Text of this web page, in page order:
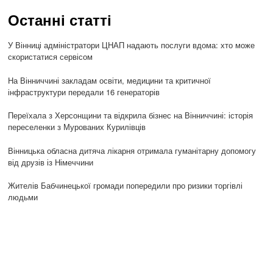
Останні статті
У Вінниці адміністратори ЦНАП надають послуги вдома: хто може
скористатися сервісом
На Вінниччині закладам освіти, медицини та критичної
інфраструктури передали 16 генераторів
Переїхала з Херсонщини та відкрила бізнес на Вінниччині: історія
переселенки з Мурованих Курилівців
Вінницька обласна дитяча лікарня отримала гуманітарну допомогу
від друзів із Німеччини
Жителів Бабчинецької громади попередили про ризики торгівлі
людьми